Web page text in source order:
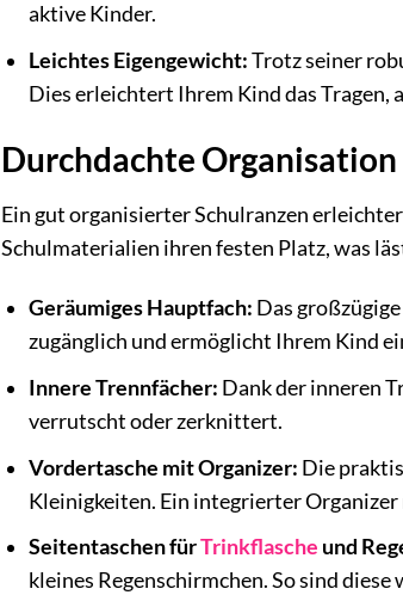
aktive Kinder.
Leichtes Eigengewicht:Trotz seiner
Dies erleichtert Ihrem Kind das Tragen,
Durchdachte
Ein gut organisierter Schulranzen
Schulmaterialien ihren festen Platz, was
Geräumiges Hauptfach: Das
zugänglich und ermöglicht Ihrem Kind
Innere Trennfächer: Dank der inneren
verrutscht oder zerknittert.
Vordertasche mit Organizer: Die
Kleinigkeiten. Ein integrierter
Seitentaschen fürTrinkflasche und
kleines Regenschirmchen. So sind